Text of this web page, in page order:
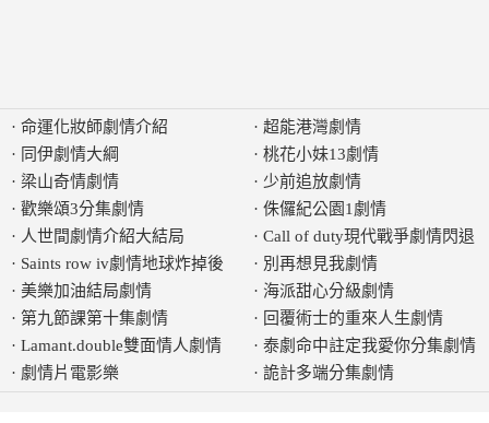
· 命運化妝師劇情介紹
· 同伊劇情大綱
· 梁山奇情劇情
· 歡樂頌3分集劇情
· 人世間劇情介紹大結局
· Saints row iv劇情地球炸掉後
· 美樂加油結局劇情
· 第九節課第十集劇情
· Lamant.double雙面情人劇情
· 劇情片電影樂
· 超能港灣劇情
· 桃花小妹13劇情
· 少前追放劇情
· 侏儸紀公園1劇情
· Call of duty現代戰爭劇情閃退
· 別再想見我劇情
· 海派甜心分級劇情
· 回覆術士的重來人生劇情
· 泰劇命中註定我愛你分集劇情
· 詭計多端分集劇情